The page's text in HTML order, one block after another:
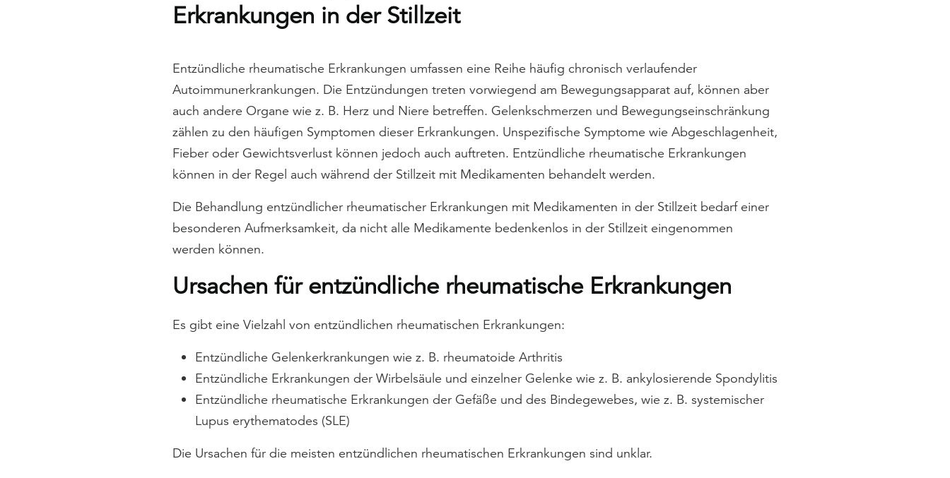
Erkrankungen in der Stillzeit
Entzündliche rheumatische Erkrankungen umfassen eine Reihe häufig chronisch verlaufender
Autoimmunerkrankungen. Die Entzündungen treten vorwiegend am Bewegungsapparat auf, können aber
auch andere Organe wie z. B. Herz und Niere betreffen. Gelenkschmerzen und Bewegungseinschränkung
zählen zu den häufigen Symptomen dieser Erkrankungen. Unspezifische Symptome wie Abgeschlagenheit,
Fieber oder Gewichtsverlust können jedoch auch auftreten. Entzündliche rheumatische Erkrankungen
können in der Regel auch während der Stillzeit mit Medikamenten behandelt werden.
Die Behandlung entzündlicher rheumatischer Erkrankungen mit Medikamenten in der Stillzeit bedarf einer
besonderen Aufmerksamkeit, da nicht alle Medikamente bedenkenlos in der Stillzeit eingenommen
werden können.
Ursachen für entzündliche rheumatische Erkrankungen
Es gibt eine Vielzahl von entzündlichen rheumatischen Erkrankungen:
Entzündliche Gelenkerkrankungen wie z. B. rheumatoide Arthritis
Entzündliche Erkrankungen der Wirbelsäule und einzelner Gelenke wie z. B. ankylosierende Spondylitis
Entzündliche rheumatische Erkrankungen der Gefäße und des Bindegewebes, wie z. B. systemischer
Lupus erythematodes (SLE)
Die Ursachen für die meisten entzündlichen rheumatischen Erkrankungen sind unklar.